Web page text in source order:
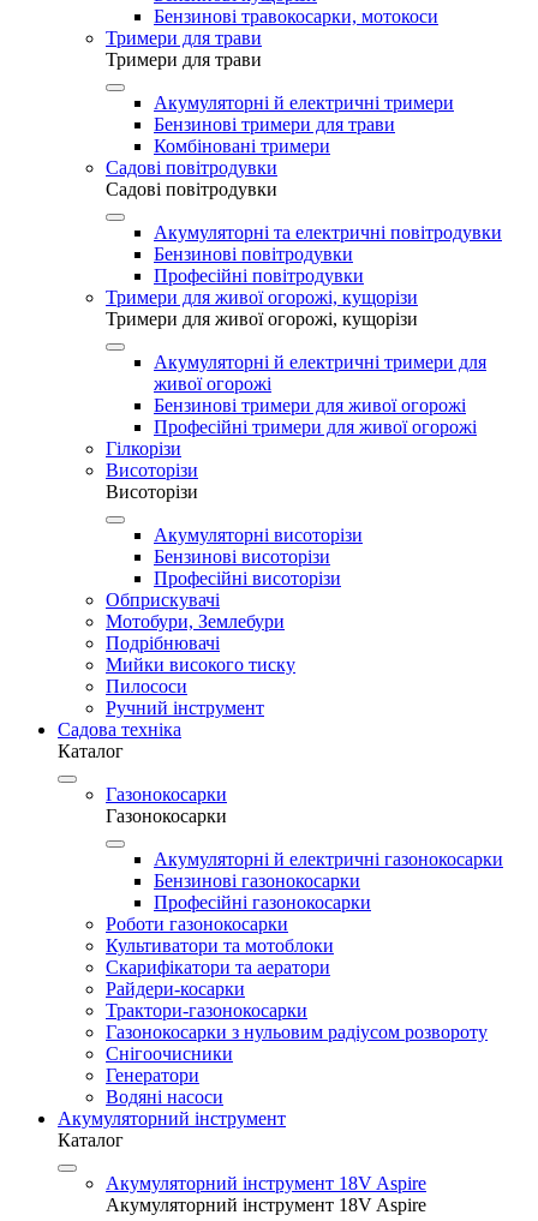
Бензинові травокосарки, мотокоси
Тримери для трави
Тримери для трави
Акумуляторні й електричні тримери
Бензинові тримери для трави
Комбіновані тримери
Садові повітродувки
Садові повітродувки
Акумуляторні та електричні повітродувки
Бензинові повітродувки
Професійні повітродувки
Тримери для живої огорожі, кущорізи
Тримери для живої огорожі, кущорізи
Акумуляторні й електричні тримери для
живої огорожі
Бензинові тримери для живої огорожі
Професійні тримери для живої огорожі
Гілкорізи
Висоторізи
Висоторізи
Акумуляторні висоторізи
Бензинові висоторізи
Професійні висоторізи
Обприскувачі
Мотобури, Землебури
Подрібнювачі
Мийки високого тиску
Пилососи
Ручний інструмент
Садова техніка
Каталог
Газонокосарки
Газонокосарки
Акумуляторні й електричні газонокосарки
Бензинові газонокосарки
Професійні газонокосарки
Роботи газонокосарки
Культиватори та мотоблоки
Скарифікатори та аератори
Райдери-косарки
Трактори-газонокосарки
Газонокосарки з нульовим радіусом розвороту
Снігоочисники
Генератори
Водяні насоси
Акумуляторний інструмент
Каталог
Акумуляторний інструмент 18V Aspire
Акумуляторний інструмент 18V Aspire